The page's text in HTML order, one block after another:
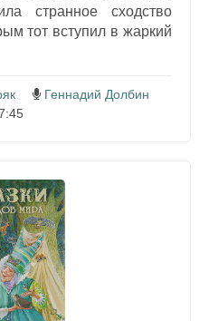
странное сходство
тот вступил в жаркий
Геннадий Долбин